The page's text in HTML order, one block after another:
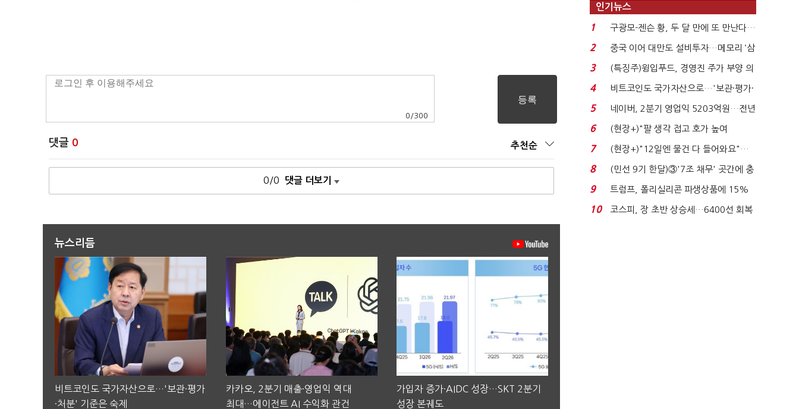
0 /300
댓글 0 추천순
0/0 댓글 더보기
뉴스리듬
비트코인도 국가자산으로…'보관·평가
·처분' 기준은 숙제
카카오, 2분기 매출·영업익 역대
최대…에이전트 AI 수익화 관건
가입자 증가·AIDC 성장…SKT 2분기
성장 본궤도
인기뉴스
1
구광모-젠슨 황, 두 달 만에 또 만난다…
로봇·AI 등 논...
2
중국 이어 대만도 설비투자…메모리 ‘삼
국전쟁’
3
(특징주)윙입푸드, 경영진 주가 부양 의
지에 상한가...
4
비트코인도 국가자산으로…'보관·평가·
처분' 기준은 ...
5
네이버, 2분기 영업익 5203억원…전년
비 0.2% 감소...
6
(현장+)"팔 생각 접고 호가 높여
요"…'덜 똘똘한 한 채' 20...
7
(현장+)"12일엔 물건 다 들어와요"…
빈 매대 채우며 문 연 ...
8
(민선 9기 한달)③'7조 채무' 곳간에 충
격…추미애, 20년...
9
트럼프, 폴리실리콘 파생상품에 15%
관세…"미 산업 재건"...
10
코스피, 장 초반 상승세…6400선 회복